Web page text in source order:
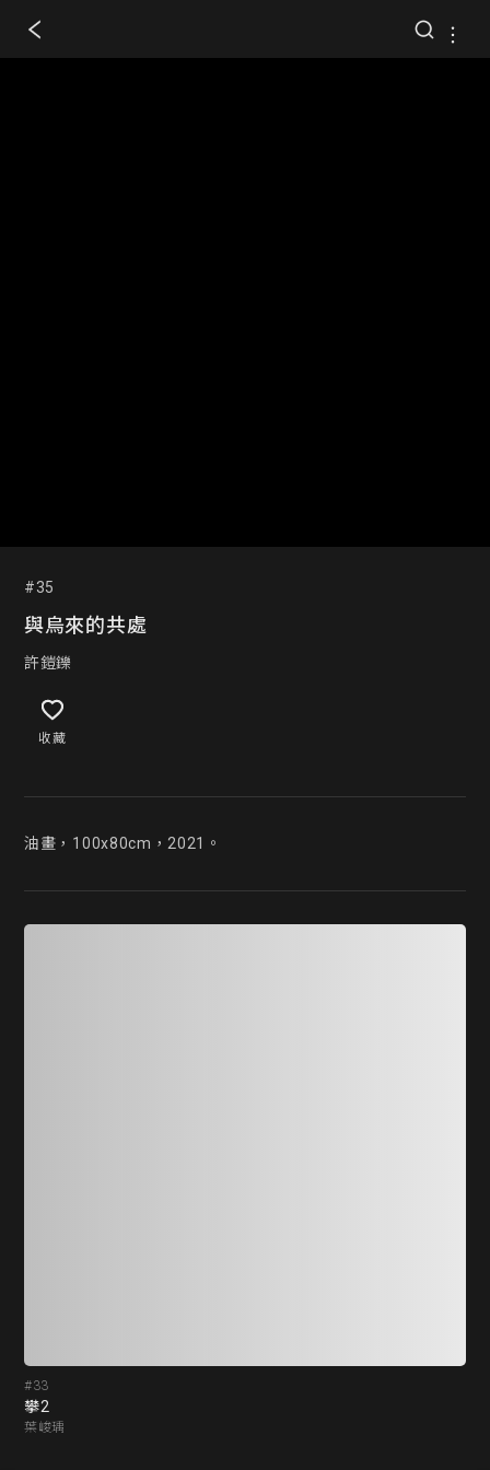
#35
與烏來的共處
許鎧鑠
收藏
油畫，100x80cm，2021。
#33
攀2
葉峻瑀